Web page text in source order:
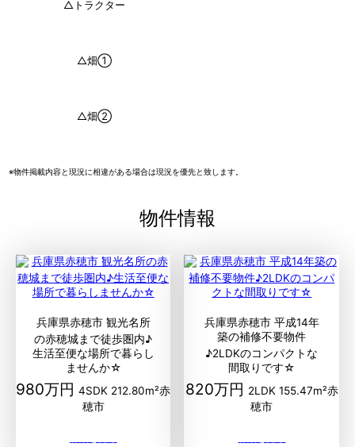
△トラクター
△畑①
△畑②
※物件掲載内容と現況に相違がある場合は現況を優先と致します。
物件情報
兵庫県赤穂市 観光名所
の赤穂城まで徒歩圏内♪
生活至便な場所で暮らし
ませんか☆
980万円4SDK 212.80m²赤
穂市
兵庫県赤穂市 平成14年
築の補修不要物件
♪2LDKのコンパクトな
間取りです☆
820万円 2LDK 155.47m²赤
穂市